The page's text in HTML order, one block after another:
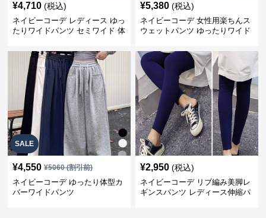
¥4,710 (税込)
ネイビーコーデ レディース ゆっ
たりワイドパンツ セミワイド 体
¥5,380 (税込)
ネイビーコーデ 女性用楽ちんス
ウェットパンツ ゆったりワイド
SALE
¥4,550 ¥5060(割引前)
ネイビーコーデ ゆったり体型カ
バーワイドパンツ
¥2,950 (税込)
ネイビーコーデ リブ編み美脚レ
ギンスパンツ レディース伸縮パ